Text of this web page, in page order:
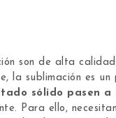
son de alta
la sublimación es un
sólido pasen a
Para ello,